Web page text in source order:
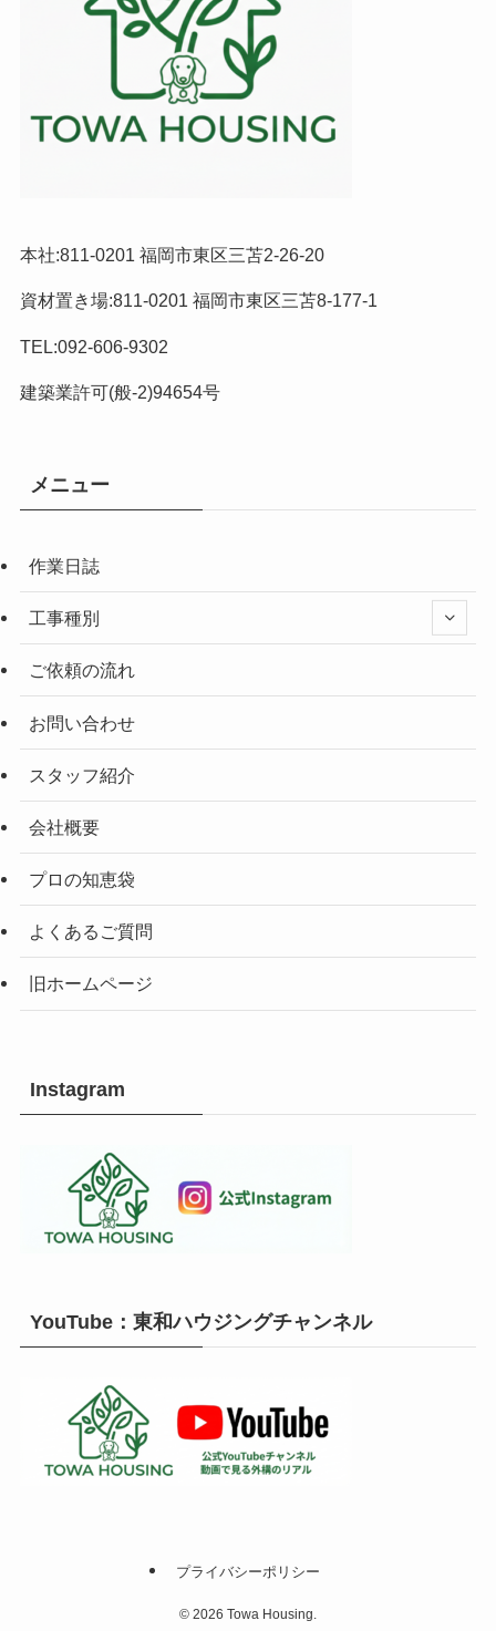
本社:811-0201 福岡市東区三苫2-26-20
資材置き場:811-0201 福岡市東区三苫8-177-1
TEL:092-606-9302
建築業許可(般-2)94654号
メニュー
作業日誌
工事種別
ご依頼の流れ
お問い合わせ
スタッフ紹介
会社概要
プロの知恵袋
よくあるご質問
旧ホームページ
Instagram
YouTube：東和ハウジングチャンネル
プライバシーポリシー
© 2026 Towa Housing.